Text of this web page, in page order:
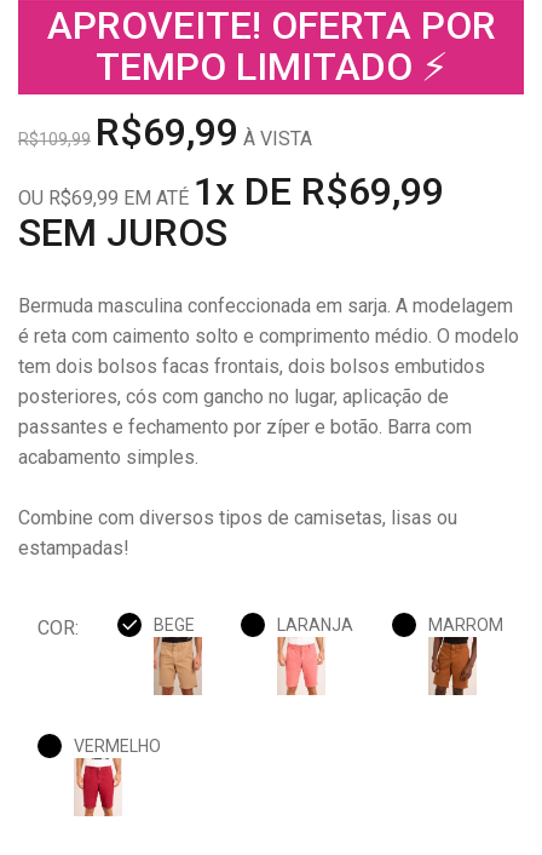
APROVEITE! OFERTA POR
TEMPO LIMITADO ⚡
R$109,99 R$69,99 À VISTA
OU R$69,99 EM ATÉ 1x DE R$69,99
SEM JUROS
Bermuda masculina confeccionada em sarja. A modelagem
é reta com caimento solto e comprimento médio. O modelo
tem dois bolsos facas frontais, dois bolsos embutidos
posteriores, cós com gancho no lugar, aplicação de
passantes e fechamento por zíper e botão. Barra com
acabamento simples.
Combine com diversos tipos de camisetas, lisas ou
estampadas!
COR: BEGE LARANJA MARROM
VERMELHO